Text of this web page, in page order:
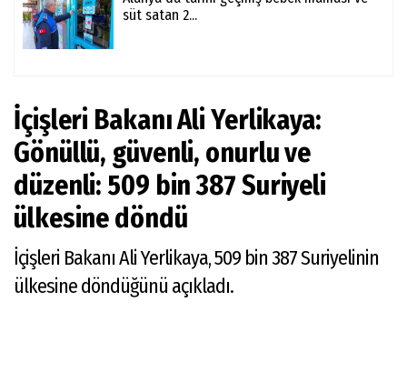
süt satan 2...
İçişleri Bakanı Ali Yerlikaya:
Gönüllü, güvenli, onurlu ve
düzenli: 509 bin 387 Suriyeli
ülkesine döndü
İçişleri Bakanı Ali Yerlikaya, 509 bin 387 Suriyelinin
ülkesine döndüğünü açıkladı.